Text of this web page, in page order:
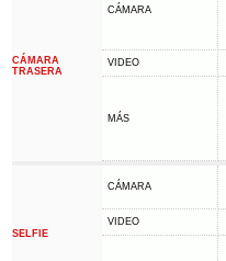
CÁMARA
TRASERA
CÁMARA
VIDEO
MÁS
SELFIE
CÁMARA
VIDEO